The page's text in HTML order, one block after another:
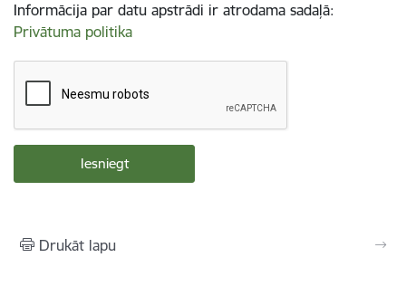
Informācija par datu apstrādi ir atrodama sadaļā:
Privātuma politika
Drukāt lapu